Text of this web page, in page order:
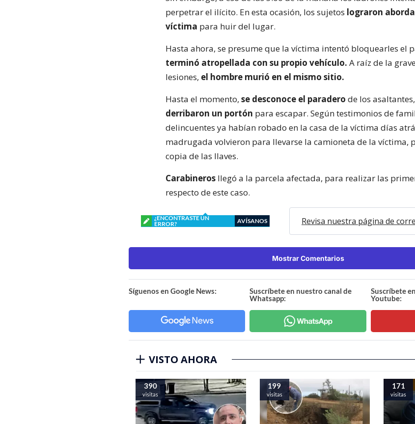
perpetrar el ilícito. En esta ocasión, los sujetos lograron
víctima para huir del lugar.
Hasta ahora, se presume que la víctima intentó bloquearles el
terminó atropellada con su propio vehículo. A raíz de la
lesiones, el hombre murió en el mismo sitio.
Hasta el momento, se desconoce el paradero de los
derribaron un portón para escapar. Según testimonios de
delincuentes ya habían robado en la casa de la víctima días
madrugada volvieron para llevarse la camioneta de la víctima,
copia de las llaves.
Carabineros llegó a la parcela afectada, para realizar las
respecto de este caso.
¿ENCONTRASTE UN
ERROR?
AVÍSANOS Revisa nuestra página de
Mostrar Comentarios
Síguenos en Google News:
Suscríbete en nuestro canal de
Whatsapp:
Suscríbete
Youtube:
VISTO AHORA
390
visitas
199
visitas
171
visitas